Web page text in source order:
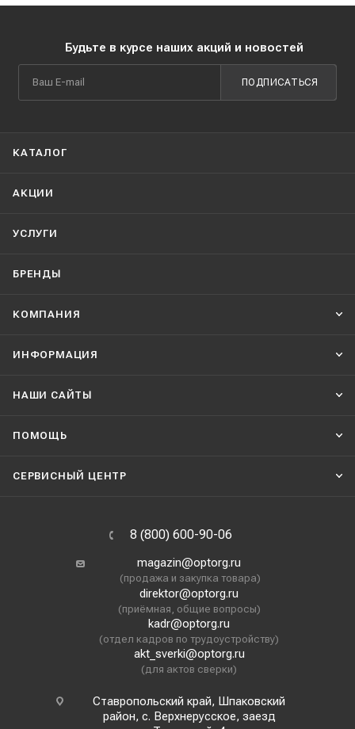
Будьте в курсе наших акций и новостей
ПОДПИСАТЬСЯ
КАТАЛОГ
АКЦИИ
УСЛУГИ
БРЕНДЫ
КОМПАНИЯ
ИНФОРМАЦИЯ
НАШИ CАЙТЫ
ПОМОЩЬ
СЕРВИСНЫЙ ЦЕНТР
8 (800) 600-90-06
magazin@optorg.ru
(продажа и закупка товара)
direktor@optorg.ru
(приёмная, общие вопросы)
kadr@optorg.ru
(отдел кадров по трудоустройству)
akt_sverki@optorg.ru
(для актов сверки)
Ставропольский край, Шпаковский
район, с. Верхнерусское, заезд